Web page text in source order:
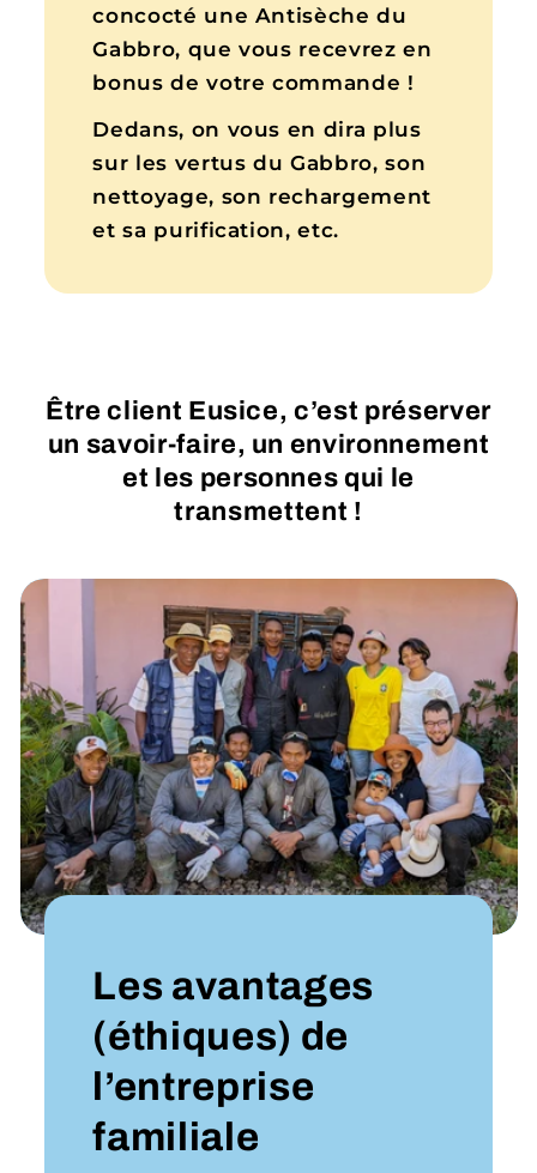
concocté une Antisèche du
Gabbro, que vous recevrez en
bonus de votre commande !
Dedans, on vous en dira plus
sur les vertus du Gabbro, son
nettoyage, son rechargement
et sa purification, etc.
Être client Eusice, c’est préserver
un savoir-faire, un environnement
et les personnes qui le
transmettent !
Les avantages
(éthiques) de
l’entreprise
familiale